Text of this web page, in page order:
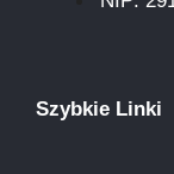
Szybkie Linki